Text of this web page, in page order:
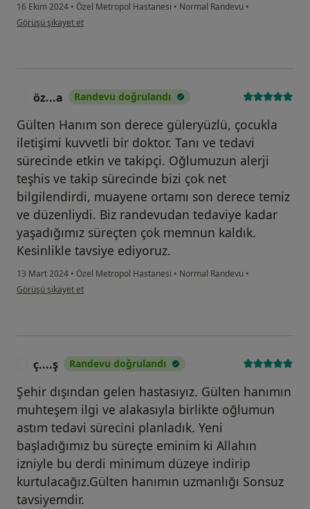
16 Ekim 2024 • Özel Metropol Hastanesi • Normal Randevu •
kullanıcının görüşüne göre y....o
Görüşü şikayet et
öz...a Randevu doğrulandı
Gülten Hanım son derece güleryüzlü, çocukla
iletişimi kuvvetli bir doktor. Tanı ve tedavi
sürecinde etkin ve takipçi. Oğlumuzun alerji
teşhis ve takip sürecinde bizi çok net
bilgilendirdi, muayene ortamı son derece temiz
ve düzenliydi. Biz randevudan tedaviye kadar
yaşadığımız süreçten çok memnun kaldık.
Kesinlikle tavsiye ediyoruz.
13 Mart 2024 • Özel Metropol Hastanesi • Normal Randevu •
kullanıcının görüşüne göre öz...a
Görüşü şikayet et
ç....ş Randevu doğrulandı
Şehir dışından gelen hastasıyız. Gülten hanımın
muhteşem ilgi ve alakasıyla birlikte oğlumun
astım tedavi sürecini planladık. Yeni
başladığımız bu süreçte eminim ki Allahın
izniyle bu derdi minimum düzeye indirip
kurtulacağız.Gülten hanımın uzmanlığı Sonsuz
tavsiyemdir.